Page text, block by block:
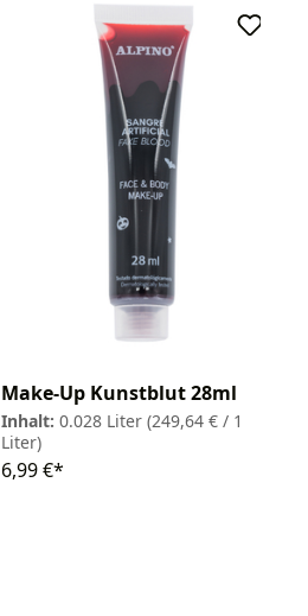
Make-Up Kunstblut 28ml
Inhalt: 0.028 Liter (249,64 € / 1
Liter)
6,99 €*